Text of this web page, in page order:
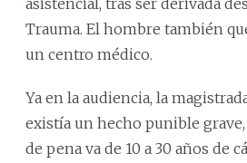
Trauma. El hombre también
un centro médico.
Ya en la audiencia, la
existía un hecho punible
de pena va de 10 a 30 años de